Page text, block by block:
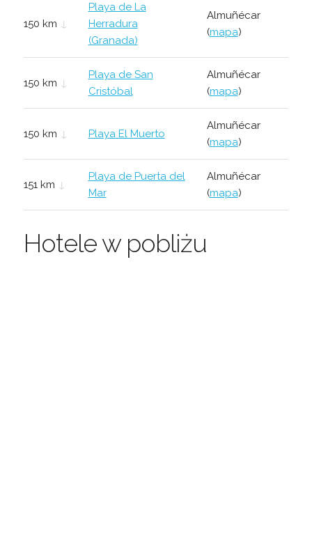
150 km ↓
Playa de La
Herradura
(Granada)
Almuñécar
(mapa)
150 km ↓
Playa de San
Cristóbal
Almuñécar
(mapa)
150 km ↓ Playa El Muerto
Almuñécar
(mapa)
151 km ↓
Playa de Puerta del
Mar
Almuñécar
(mapa)
Hotele w pobliżu